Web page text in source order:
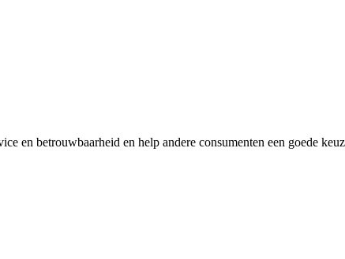
en betrouwbaarheid en help andere consumenten een goede